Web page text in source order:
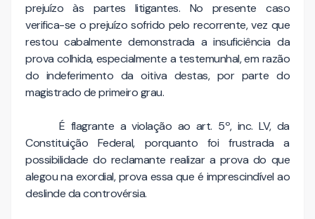
prejuízo às partes litigantes. No presente caso
verifica-se o prejuízo sofrido pelo recorrente, vez que
restou cabalmente demonstrada a insuficiência da
prova colhida, especialmente a testemunhal, em razão
do indeferimento da oitiva destas, por parte do
magistrado de primeiro grau.
É flagrante a violação ao art. 5º, inc. LV, da
Constituição Federal, porquanto foi frustrada a
possibilidade do reclamante realizar a prova do que
alegou na exordial, prova essa que é imprescindível ao
deslinde da controvérsia.